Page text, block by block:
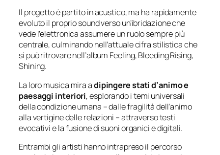
Il progetto è partito in acustico, ma ha rapidamente
evoluto il proprio sound verso un’ibridazione che
vede l’elettronica assumere un ruolo sempre più
centrale, culminando nell’attuale cifra stilistica che
si può ritrovare nell’album Feeling, Bleeding Rising,
Shining.
La loro musica mira adipingere stati d’animo e
paesaggi interiori, esplorando i temi universali
della condizione umana – dalle fragilità dell’animo
alla vertigine delle relazioni – attraverso testi
evocativi e la fusione di suoni organici e digitali.
Entrambi gli artisti hanno intrapreso il percorso